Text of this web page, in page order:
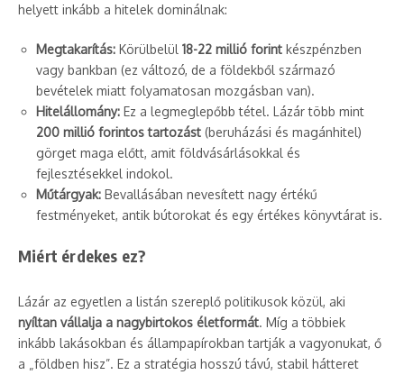
helyett inkább a hitelek dominálnak:
Megtakarítás: Körülbelül 18-22 millió forint készpénzben
vagy bankban (ez változó, de a földekből származó
bevételek miatt folyamatosan mozgásban van).
Hitelállomány: Ez a legmeglepőbb tétel. Lázár több mint
200 millió forintos tartozást (beruházási és magánhitel)
görget maga előtt, amit földvásárlásokkal és
fejlesztésekkel indokol.
Műtárgyak: Bevallásában nevesített nagy értékű
festményeket, antik bútorokat és egy értékes könyvtárat is.
Miért érdekes ez?
Lázár az egyetlen a listán szereplő politikusok közül, aki
nyíltan vállalja a nagybirtokos életformát. Míg a többiek
inkább lakásokban és állampapírokban tartják a vagyonukat, ő
a „földben hisz”. Ez a stratégia hosszú távú, stabil hátteret